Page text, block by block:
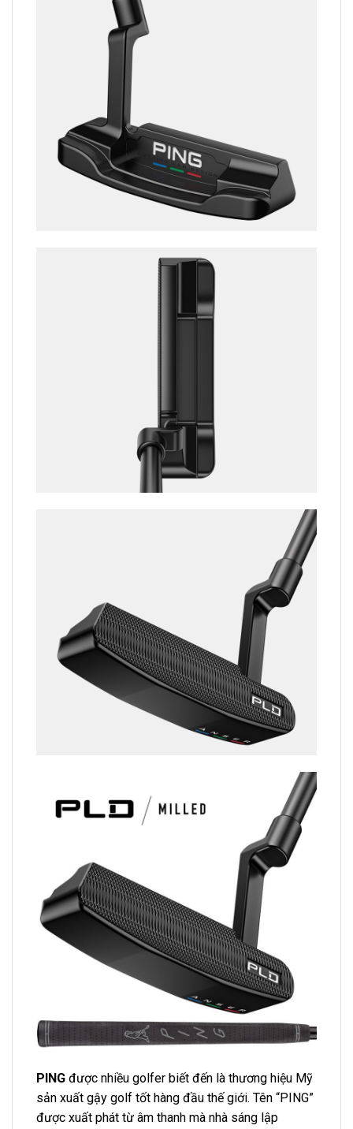
PING được nhiều golfer biết đến là thương hiệu Mỹ
sản xuất gậy golf tốt hàng đầu thế giới. Tên “PING”
được xuất phát từ âm thanh mà nhà sáng lập